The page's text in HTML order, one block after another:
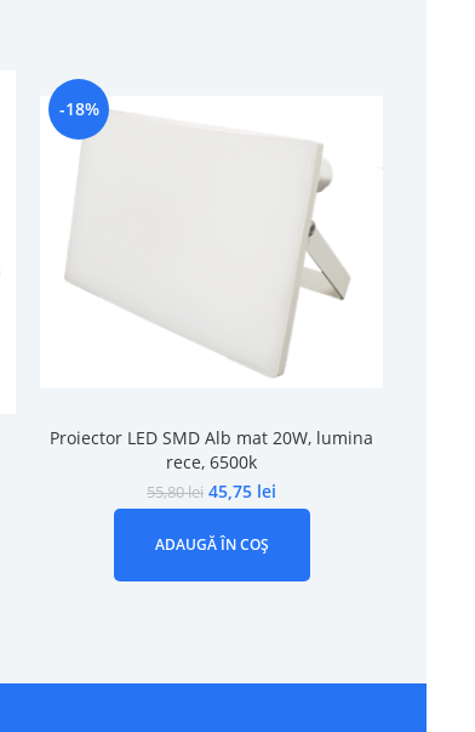
-18%
Proiector LED SMD Alb mat 20W, lumina
rece, 6500k
55,80lei 45,75 lei
ADAUGĂ ÎN COȘ